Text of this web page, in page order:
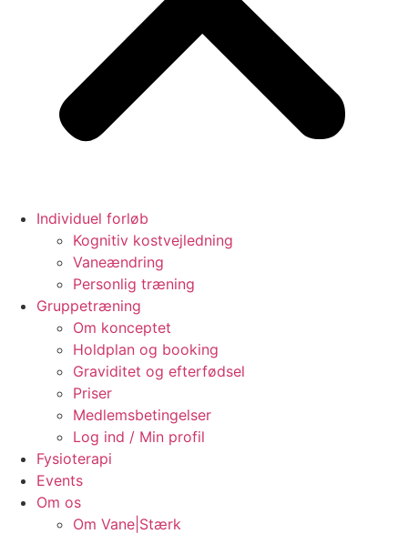
Individuel forløb
Kognitiv kostvejledning
Vaneændring
Personlig træning
Gruppetræning
Om konceptet
Holdplan og booking
Graviditet og efterfødsel
Priser
Medlemsbetingelser
Log ind / Min profil
Fysioterapi
Events
Om os
Om Vane|Stærk